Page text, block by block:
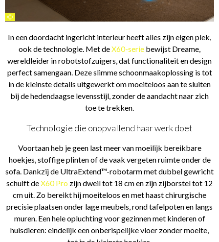
©
In een doordacht ingericht interieur heeft alles zijn eigen plek,
ook de technologie. Met deX60-serie bewijst Dreame,
wereldleider in robotstofzuigers, dat functionaliteit en design
perfect samengaan. Deze slimme schoonmaakoplossing is tot
in de kleinste details uitgewerkt om moeiteloos aan te sluiten
bij de hedendaagse levensstijl, zonder de aandacht naar zich
toe te trekken.
Technologie die onopvallend haar werk doet
Voortaan heb je geen last meer van moeilijk bereikbare
hoekjes, stoffige plinten of de vaak vergeten ruimte onder de
sofa. Dankzij de UltraExtend™-robotarm met dubbel gewricht
schuift deX60 Pro zijn dweil tot 18 cm en zijn zijborstel tot 12
cm uit. Zo bereikt hij moeiteloos en met haast chirurgische
precisie plaatsen onder lage meubels, rond tafelpoten en langs
muren. Een hele opluchting voor gezinnen met kinderen of
huisdieren: eindelijk een onberispelijke vloer zonder moeite,